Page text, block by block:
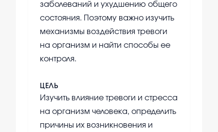
заболеваний и ухудшению общего
состояния. Поэтому важно изучить
механизмы воздействия тревоги
на организм и найти способы ее
контроля.
ЦЕЛЬ
Изучить влияние тревоги и стресса
на организм человека, определить
причины их возникновения и